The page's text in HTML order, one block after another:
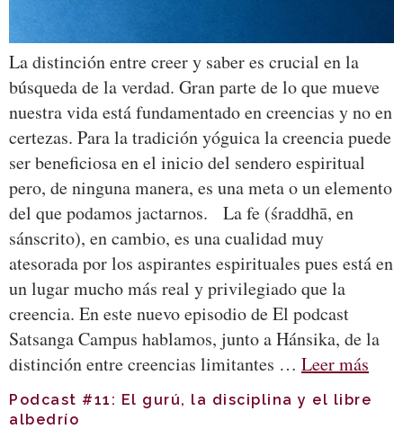
La distinción entre creer y saber es crucial en la
búsqueda de la verdad. Gran parte de lo que mueve
nuestra vida está fundamentado en creencias y no en
certezas. Para la tradición yóguica la creencia puede
ser beneficiosa en el inicio del sendero espiritual
pero, de ninguna manera, es una meta o un elemento
del que podamos jactarnos. La fe (śraddhā, en
sánscrito), en cambio, es una cualidad muy
atesorada por los aspirantes espirituales pues está en
un lugar mucho más real y privilegiado que la
creencia. En este nuevo episodio de El podcast
Satsanga Campus hablamos, junto a Hánsika, de la
distinción entre creencias limitantes … Leer más
Podcast #11: El gurú, la disciplina y el libre
albedrío